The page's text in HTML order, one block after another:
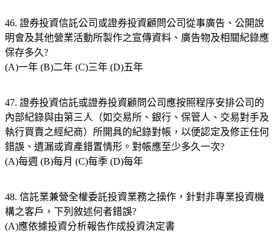
46. 證券投資信託公司或證券投資顧問公司從事廣告、公開說
明會及其他營業活動所製作之宣傳資料、廣告物及相關紀錄應
保存多久?
(A)一年 (B)二年 (C)三年 (D)五年
47. 證券投資信託或證券投資顧問公司應按照程序安排公司的
內部紀錄與由第三人（如交易所、銀行、保管人、交易對手及
執行買賣之經紀商）所開具的紀錄對帳，以便認定及修正任何
錯誤、遺漏或資產錯置情形。對帳應至少多久一次?
(A)每週 (B)每月 (C)每季 (D)每年
48. 信託業兼營全權委託投資業務之操作，針對非專業投資機
構之客戶，下列敘述何者錯誤?
(A)應依據投資分析報告作成投資決定書